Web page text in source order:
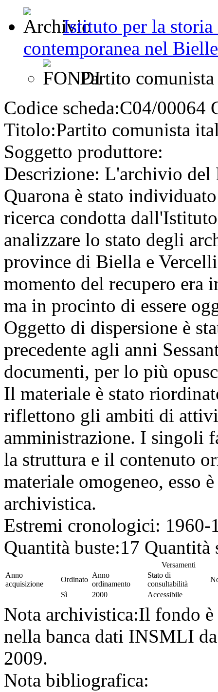
Istituto per la storia
contemporanea nel
Partito
Codice scheda:C04/00064
Titolo:Partito comunista
Soggetto produttore:
Descrizione: L'archivio del
Quarona è stato
ricerca condotta
analizzare lo stato degli
province di Biella e
momento del recupero era
ma in procinto di essere
Oggetto di dispersione è
precedente agli anni
documenti, per lo più
Il materiale è stato
riflettono gli ambiti di
amministrazione. I singoli
la struttura e il contenuto
materiale omogeneo, esso
archivistica.
Estremi cronologici: 1960-
Quantità buste:17 Quantità
Versamenti
Anno
acquisizione
Ordinato
Anno
ordinamento
Stato di
consultabilità
Sì
2000 Accessibile
Nota archivistica:Il fondo è
nella banca dati INSMLI
2009.
Nota bibliografica: